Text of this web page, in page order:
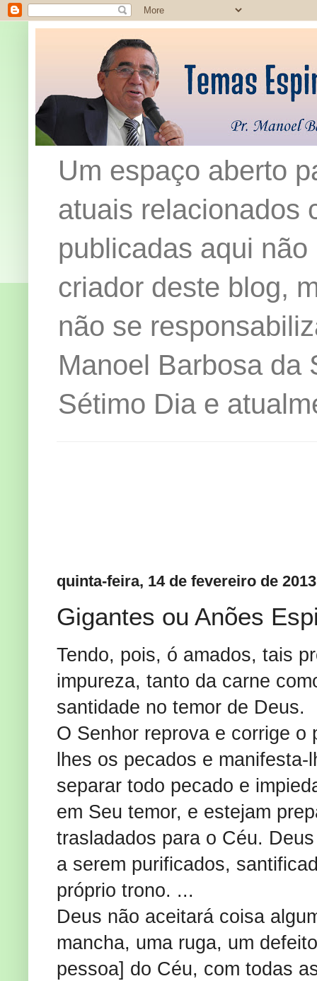
Um espaço aberto
atuais relacionados
publicadas aqui
criador deste blog,
não se
Manoel Barbosa da
Sétimo Dia e
quinta-feira, 14 de fevereiro de 2013
Gigantes ou Anões
Tendo, pois, ó amados, tais
impureza, tanto da carne
santidade no temor de Deus.
O Senhor reprova e corrige o
lhes os pecados e
separar todo pecado e
em Seu temor, e estejam
trasladados para o Céu.
a serem purificados,
próprio trono. ...
Deus não aceitará coisa
mancha, uma ruga, um
pessoa] do Céu, com todas